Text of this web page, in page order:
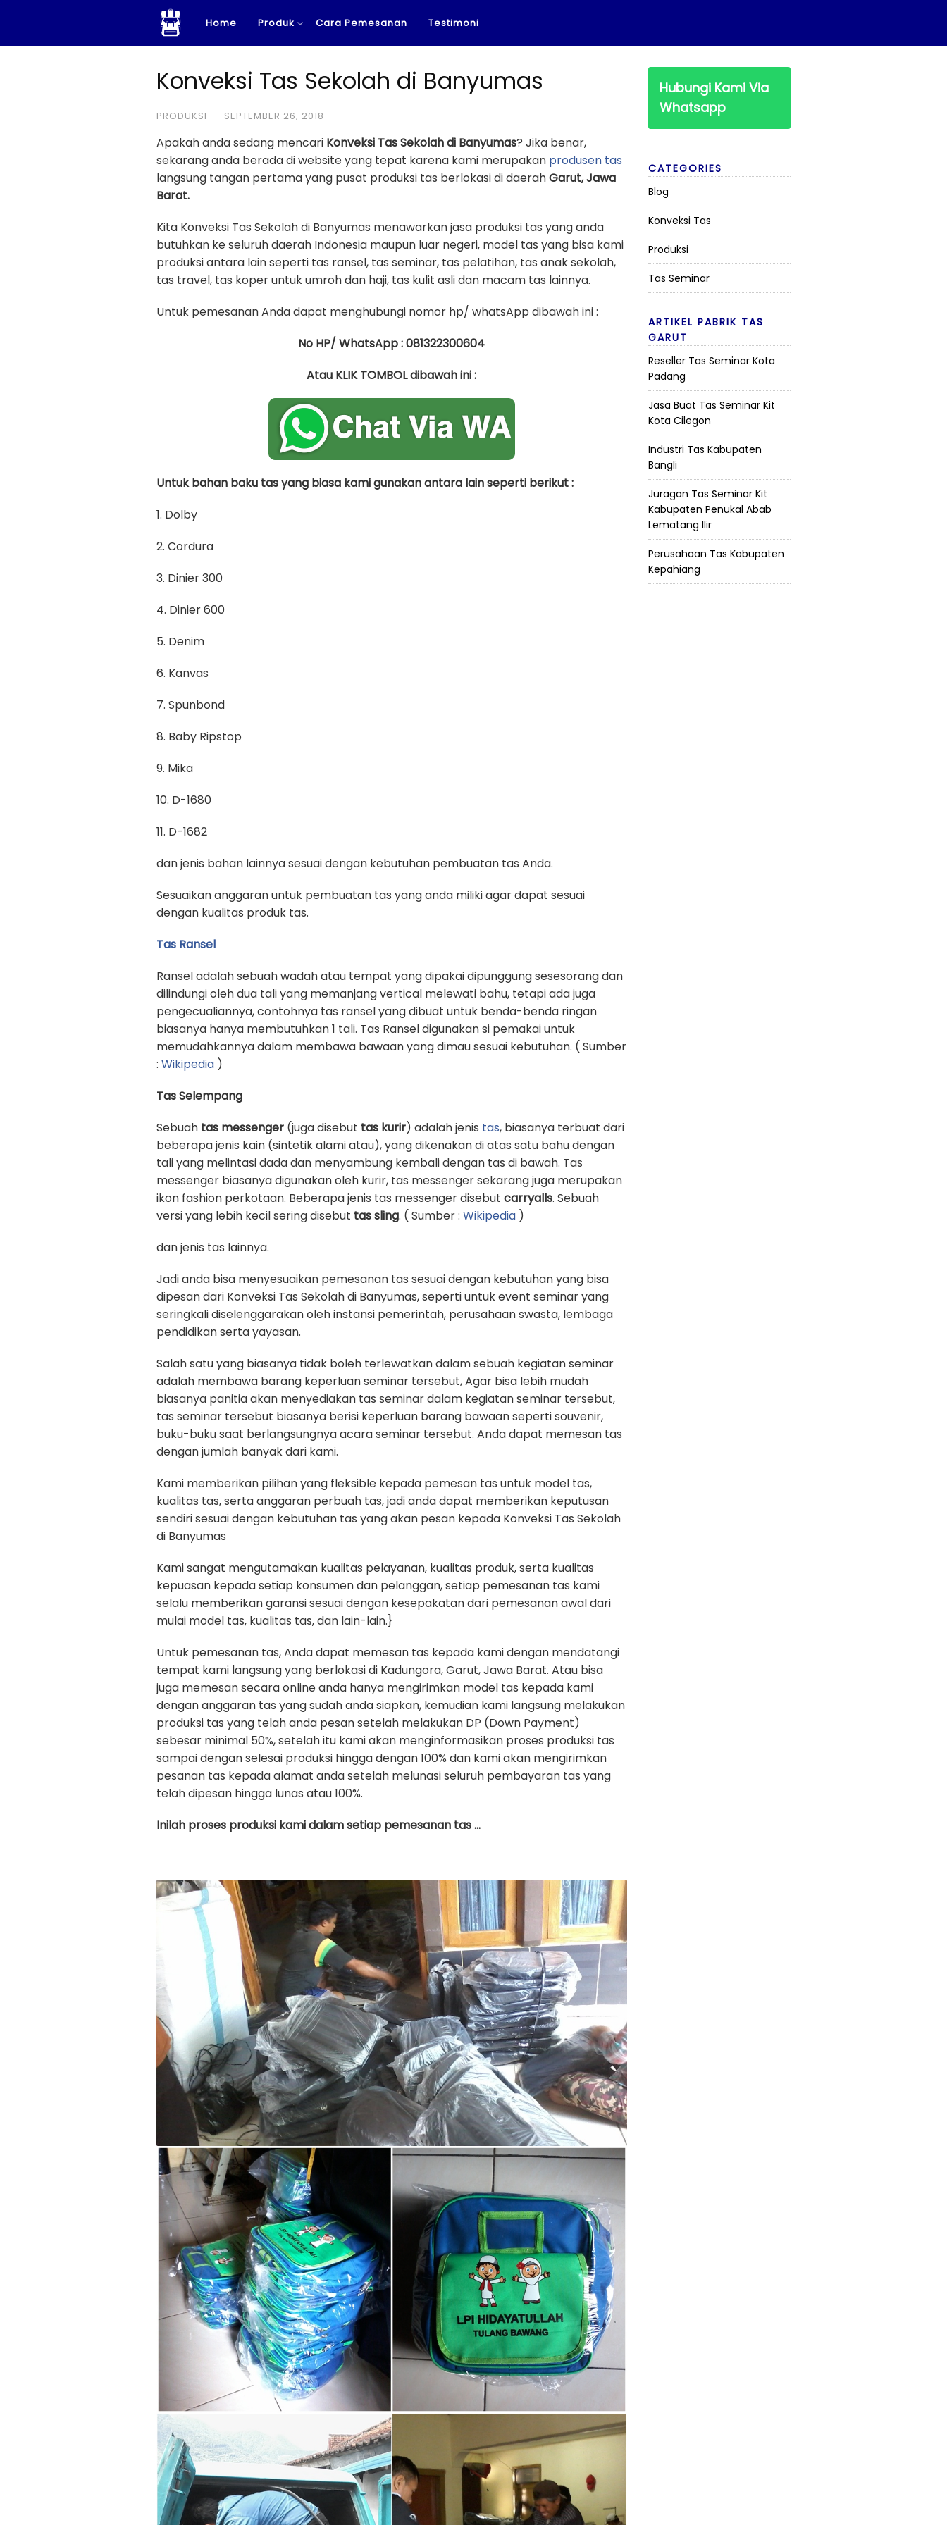
content
Home Produk Cara Pemesanan Testimoni
Konveksi Tas Sekolah di Banyumas
PRODUKSI · SEPTEMBER 26, 2018
Apakah anda sedang mencari Konveksi Tas Sekolah di Banyumas? Jika benar,
sekarang anda berada di website yang tepat karena kami merupakan produsen tas
langsung tangan pertama yang pusat produksi tas berlokasi di daerahGarut, Jawa
Barat.
Kita Konveksi Tas Sekolah di Banyumas menawarkan jasa produksi tas yang anda
butuhkan ke seluruh daerah Indonesia maupun luar negeri, model tas yang bisa kami
produksi antara lain seperti tas ransel, tas seminar, tas pelatihan, tas anak sekolah,
tas travel, tas koper untuk umroh dan haji, tas kulit asli dan macam tas lainnya.
Untuk pemesanan Anda dapat menghubungi nomor hp/ whatsApp dibawah ini :
No HP/ WhatsApp : 081322300604
Atau KLIK TOMBOL dibawah ini :
Untuk bahan baku tas yang biasa kami gunakan antara lain seperti berikut :
1. Dolby
2. Cordura
3. Dinier 300
4. Dinier 600
5. Denim
6. Kanvas
7. Spunbond
8. Baby Ripstop
9. Mika
10. D-1680
11. D-1682
dan jenis bahan lainnya sesuai dengan kebutuhan pembuatan tas Anda.
Sesuaikan anggaran untuk pembuatan tas yang anda miliki agar dapat sesuai
dengan kualitas produk tas.
Tas Ransel
Ransel adalah sebuah wadah atau tempat yang dipakai dipunggung sesesorang dan
dilindungi oleh dua tali yang memanjang vertical melewati bahu, tetapi ada juga
pengecualiannya, contohnya tas ransel yang dibuat untuk benda-benda ringan
biasanya hanya membutuhkan 1 tali. Tas Ransel digunakan si pemakai untuk
memudahkannya dalam membawa bawaan yang dimau sesuai kebutuhan. ( Sumber
: Wikipedia )
Tas Selempang
Sebuah tas messenger (juga disebut tas kurir) adalah jenis tas, biasanya terbuat dari
beberapa jenis kain (sintetik alami atau), yang dikenakan di atas satu bahu dengan
tali yang melintasi dada dan menyambung kembali dengan tas di bawah. Tas
messenger biasanya digunakan oleh kurir, tas messenger sekarang juga merupakan
ikon fashion perkotaan. Beberapa jenis tas messenger disebut carryalls. Sebuah
versi yang lebih kecil sering disebut tas sling. ( Sumber : Wikipedia )
dan jenis tas lainnya.
Jadi anda bisa menyesuaikan pemesanan tas sesuai dengan kebutuhan yang bisa
dipesan dari Konveksi Tas Sekolah di Banyumas, seperti untuk event seminar yang
seringkali diselenggarakan oleh instansi pemerintah, perusahaan swasta, lembaga
pendidikan serta yayasan.
Salah satu yang biasanya tidak boleh terlewatkan dalam sebuah kegiatan seminar
adalah membawa barang keperluan seminar tersebut, Agar bisa lebih mudah
biasanya panitia akan menyediakan tas seminar dalam kegiatan seminar tersebut,
tas seminar tersebut biasanya berisi keperluan barang bawaan seperti souvenir,
buku-buku saat berlangsungnya acara seminar tersebut. Anda dapat memesan tas
dengan jumlah banyak dari kami.
Kami memberikan pilihan yang fleksible kepada pemesan tas untuk model tas,
kualitas tas, serta anggaran perbuah tas, jadi anda dapat memberikan keputusan
sendiri sesuai dengan kebutuhan tas yang akan pesan kepada Konveksi Tas Sekolah
di Banyumas
Kami sangat mengutamakan kualitas pelayanan, kualitas produk, serta kualitas
kepuasan kepada setiap konsumen dan pelanggan, setiap pemesanan tas kami
selalu memberikan garansi sesuai dengan kesepakatan dari pemesanan awal dari
mulai model tas, kualitas tas, dan lain-lain.}
Untuk pemesanan tas, Anda dapat memesan tas kepada kami dengan mendatangi
tempat kami langsung yang berlokasi di Kadungora, Garut, Jawa Barat. Atau bisa
juga memesan secara online anda hanya mengirimkan model tas kepada kami
dengan anggaran tas yang sudah anda siapkan, kemudian kami langsung melakukan
produksi tas yang telah anda pesan setelah melakukan DP (Down Payment)
sebesar minimal 50%, setelah itu kami akan menginformasikan proses produksi tas
sampai dengan selesai produksi hingga dengan 100% dan kami akan mengirimkan
pesanan tas kepada alamat anda setelah melunasi seluruh pembayaran tas yang
telah dipesan hingga lunas atau 100%.
Inilah proses produksi kami dalam setiap pemesanan tas …
Hubungi Kami Via
Whatsapp
CATEGORIES
Blog
Konveksi Tas
Produksi
Tas Seminar
ARTIKEL PABRIK TAS
GARUT
Reseller Tas Seminar Kota
Padang
Jasa Buat Tas Seminar Kit
Kota Cilegon
Industri Tas Kabupaten
Bangli
Juragan Tas Seminar Kit
Kabupaten Penukal Abab
Lematang Ilir
Perusahaan Tas Kabupaten
Kepahiang